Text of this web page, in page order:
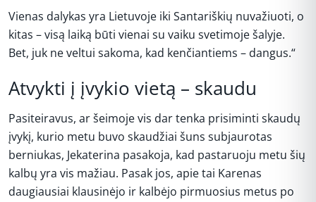
Vienas dalykas yra Lietuvoje iki Santariškių nuvažiuoti, o
kitas – visą laiką būti vienai su vaiku svetimoje šalyje.
Bet, juk ne veltui sakoma, kad kenčiantiems – dangus.“
Atvykti į įvykio vietą – skaudu
Pasiteiravus, ar šeimoje vis dar tenka prisiminti skaudų
įvykį, kurio metu buvo skaudžiai šuns subjaurotas
berniukas, Jekaterina pasakoja, kad pastaruoju metu šių
kalbų yra vis mažiau. Pasak jos, apie tai Karenas
daugiausiai klausinėjo ir kalbėjo pirmuosius metus po